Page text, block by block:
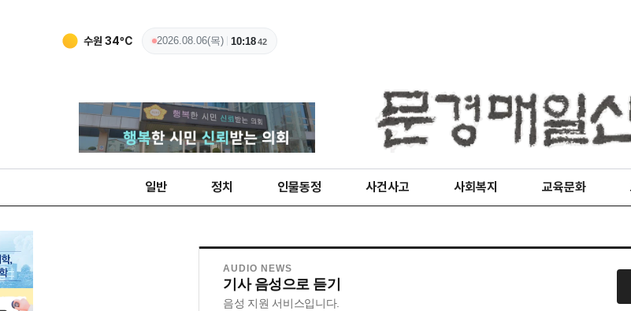
수원 34ºC 2026.08.06(목) 10:1843
일반 정치 인물동정 사건사고 사회복지 교육문화
AUDIO NEWS
기사 음성으로 듣기
음성 지원 서비스입니다.